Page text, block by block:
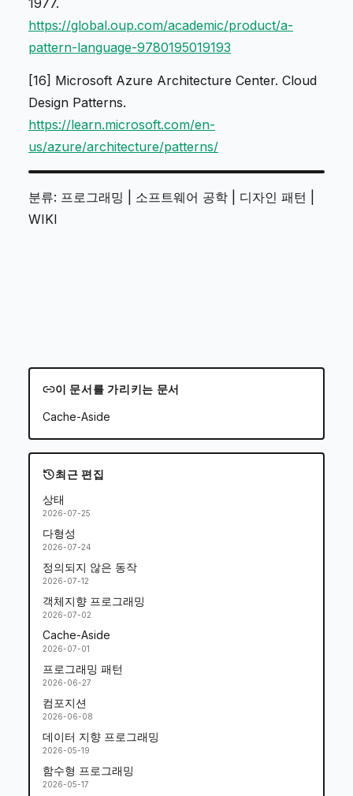
https://global.oup.com/academic/product/a-
pattern-language-9780195019193
[16] Microsoft Azure Architecture Center. Cloud
Design Patterns.
https://learn.microsoft.com/en-
us/azure/architecture/patterns/
분류: 프로그래밍 | 소프트웨어 공학 | 디자인 패턴 |
WIKI
이 문서를 가리키는 문서
Cache-Aside
최근 편집
상태
2026-07-25
다형성
2026-07-24
정의되지 않은 동작
2026-07-12
객체지향 프로그래밍
2026-07-02
Cache-Aside
2026-07-01
프로그래밍 패턴
2026-06-27
컴포지션
2026-06-08
데이터 지향 프로그래밍
2026-05-19
함수형 프로그래밍
2026-05-17